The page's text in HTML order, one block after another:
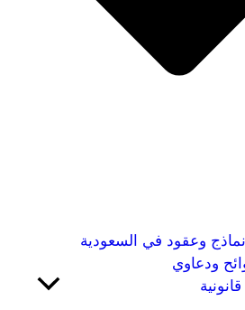
وعقود في السعودية
ودعاوي